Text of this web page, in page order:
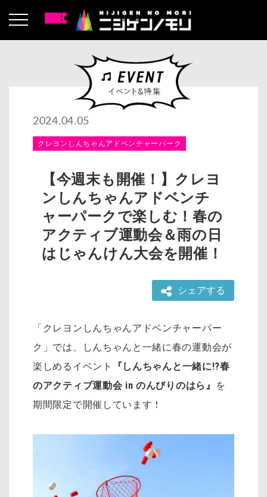
2024.04.05
クレヨンしんちゃんアドベンチャーパーク
【今週末も開催！】クレヨ
ンしんちゃんアドベンチ
ャーパークで楽しむ！春の
アクティブ運動会＆雨の日
はじゃんけん大会を開催！
シェアする
「クレヨンしんちゃんアドベンチャーパー
ク」では、しんちゃんと一緒に春の運動会が
楽しめるイベント
『しんちゃんと一緒に!?春
のアクティブ運動会 in のんびりのはら』
を
期間限定で開催しています！